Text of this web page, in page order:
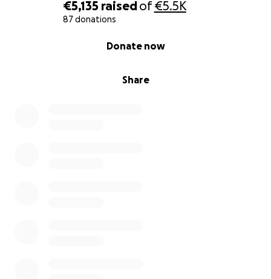
€5,135 raisedof€5.5K
87 donations
Share
Donate now